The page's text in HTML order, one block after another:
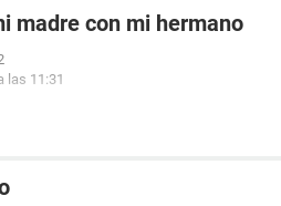
madre con mi hermano
las 11:31